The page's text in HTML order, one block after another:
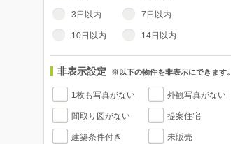
3日以内 7日以内
10日以内 14日以内
非表示設定 ※以下の物件を非表示にできます。
1枚も写真がない 外観写真がない
間取り図がない 提案住宅
建築条件付き 未販売